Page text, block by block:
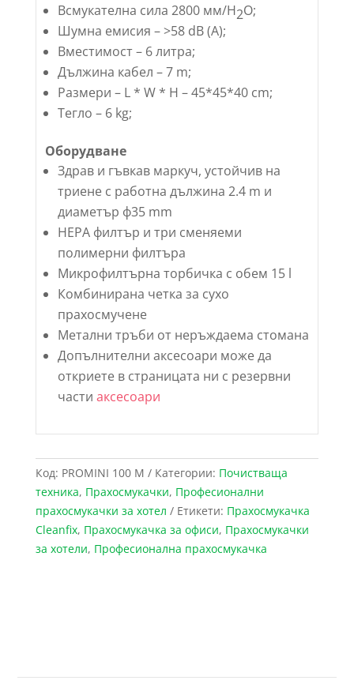
Всмукателна сила 2800 мм/Н2О;
Шумна емисия – >58 dB (A);
Вместимост – 6 литра;
Дължина кабел – 7 m;
Размери – L * W * H – 45*45*40 cm;
Тегло – 6 kg;
Оборудване
Здрав и гъвкав маркуч, устойчив на
триене с работна дължина 2.4 m и
диаметър ф35 mm
HEPA филтър и три сменяеми
полимерни филтъра
Микрофилтърна торбичка с обем 15 l
Комбинирана четка за сухо
прахосмучене
Метални тръби от неръждаема стомана
Допълнителни аксесоари може да
откриете в страницата ни с резервни
части аксесоари
Код: PROMINI 100 М Категории: Почистваща
техника, Прахосмукачки, Професионални
прахосмукачки за хотел
Етикети: Прахосмукачка
Cleanfix, Прахосмукачка за офиси, Прахосмукачки
за хотели, Професионална прахосмукачка